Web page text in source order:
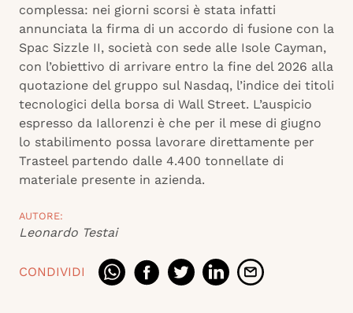
complessa: nei giorni scorsi è stata infatti
annunciata la firma di un accordo di fusione con la
Spac Sizzle II, società con sede alle Isole Cayman,
con l’obiettivo di arrivare entro la fine del 2026 alla
quotazione del gruppo sul Nasdaq, l’indice dei titoli
tecnologici della borsa di Wall Street. L’auspicio
espresso da Iallorenzi è che per il mese di giugno
lo stabilimento possa lavorare direttamente per
Trasteel partendo dalle 4.400 tonnellate di
materiale presente in azienda.
AUTORE:
Leonardo Testai
CONDIVIDI